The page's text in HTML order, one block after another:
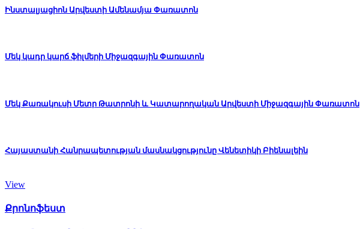
Ինստալյացիոն Արվեստի Ամենամյա Փառատոն
Մեկ կադր կարճ ֆիլմերի Միջազգային Փառատոն
Մեկ Քառակուսի Մետր Թատրոնի և Կատարողական Արվեստի Միջազգային Փառատոն
Հայաստանի Հանրապետության մասնակցությունը Վենետիկի Բիենալեին
View
Քրոնոֆեստ